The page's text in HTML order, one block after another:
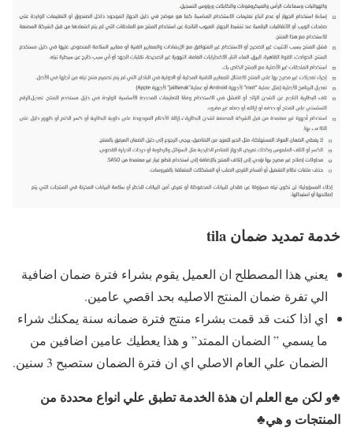
خدمة تمديد ضمان tila
يعني هذا المصطلح ان العميل يقوم بشراء فترة ضمان اضافية
الي تفرة ضمان المنتج الاصليه بحد اقصي عامين.
اي اذا كنت قد قمت بشراء منتج فترة ضمانه سنة يمكنك شراء
ما يسمي ” الضمان الممتد” و هذا يعطيك عامين اضافين من
الضمان علي العام الاصلي اي ان فترة الضمان ستصبح 3 سنين.
♣و لكن مع العلم ان هذة الخدمة تطبق علي انواع محددة من
المنتجات و هي♣